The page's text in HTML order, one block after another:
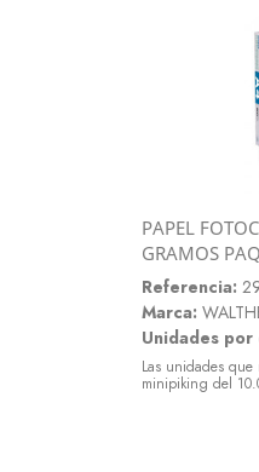
PAPEL
GRAMOS
Referencia:
Marca:
Unidades por
Las unidades
minipiking del